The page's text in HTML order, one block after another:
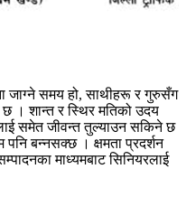
जाग्ने समय हो, साथीहरू र गुरुसँग
। शान्त र स्थिर मतिको उदय
समेत जीवन्त तुल्याउन सकिने छ
बन्नसक्छ । क्षमता प्रदर्शन
माध्यमबाट सिनियरलाई